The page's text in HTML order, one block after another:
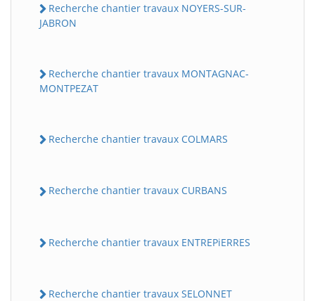
Recherche chantier travaux NOYERS-SUR-
JABRON
Recherche chantier travaux MONTAGNAC-
MONTPEZAT
Recherche chantier travaux COLMARS
Recherche chantier travaux CURBANS
Recherche chantier travaux ENTREPiERRES
Recherche chantier travaux SELONNET